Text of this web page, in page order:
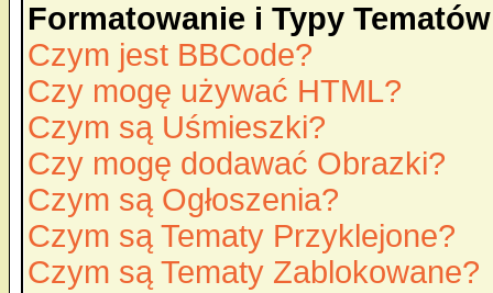
Formatowanie i Typy Tematów
Czym jest BBCode?
Czy mogę używać HTML?
Czym są Uśmieszki?
Czy mogę dodawać Obrazki?
Czym są Ogłoszenia?
Czym są Tematy Przyklejone?
Czym są Tematy Zablokowane?